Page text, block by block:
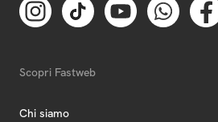
Scopri Fastweb
Chi siamo